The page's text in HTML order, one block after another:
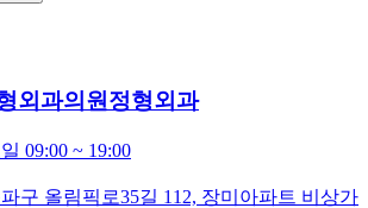
외과의원 정형외과
09:00 ~ 19:00
구 올림픽로35길 112, 장미아파트 비상가